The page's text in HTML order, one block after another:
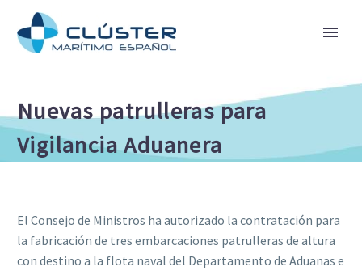
Nuevas patrulleras para
Vigilancia Aduanera
El Consejo de Ministros ha autorizado la contratación para
la fabricación de tres embarcaciones patrulleras de altura
con destino a la flota naval del Departamento de Aduanas e